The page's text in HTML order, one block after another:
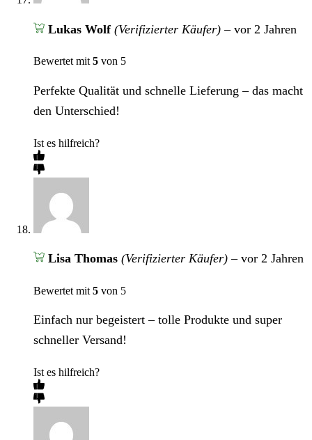
Lukas Wolf (Verifizierter Käufer) – vor 2 Jahren
Bewertet mit 5 von 5
Perfekte Qualität und schnelle Lieferung – das macht
den Unterschied!
Ist es hilfreich?
Lisa Thomas (Verifizierter Käufer) – vor 2 Jahren
Bewertet mit 5 von 5
Einfach nur begeistert – tolle Produkte und super
schneller Versand!
Ist es hilfreich?